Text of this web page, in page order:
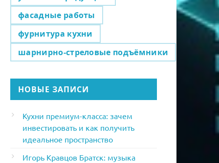
фасадные работы
фурнитура кухни
шарнирно-стреловые подъёмники
НОВЫЕ ЗАПИСИ
Кухни премиум-класса: зачем
инвестировать и как получить
идеальное пространство
Игорь Кравцов Братск: музыка